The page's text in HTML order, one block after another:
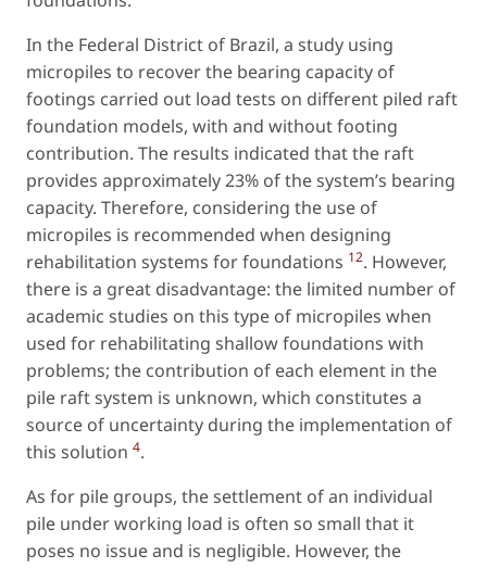
In the Federal District of Brazil, a study using
micropiles to recover the bearing capacity of
footings carried out load tests on different piled raft
foundation models, with and without footing
contribution. The results indicated that the raft
provides approximately 23% of the system’s bearing
capacity. Therefore, considering the use of
micropiles is recommended when designing
rehabilitation systems for foundations 12. However,
there is a great disadvantage: the limited number of
academic studies on this type of micropiles when
used for rehabilitating shallow foundations with
problems; the contribution of each element in the
pile raft system is unknown, which constitutes a
source of uncertainty during the implementation of
this solution 4.
As for pile groups, the settlement of an individual
pile under working load is often so small that it
poses no issue and is negligible. However, the